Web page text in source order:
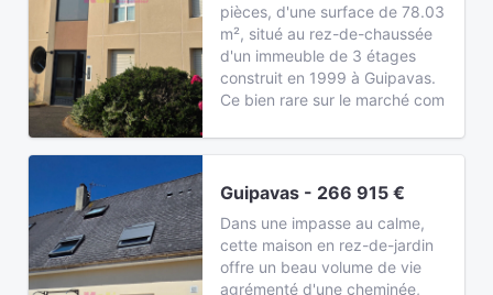
pièces, d'une surface de 78.03
m², situé au rez-de-chaussée
d'un immeuble de 3 étages
construit en 1999 à Guipavas.
Ce bien rare sur le marché com
Guipavas - 266 915 €
Dans une impasse au calme,
cette maison en rez-de-jardin
offre un beau volume de vie
agrémenté d'une cheminée,